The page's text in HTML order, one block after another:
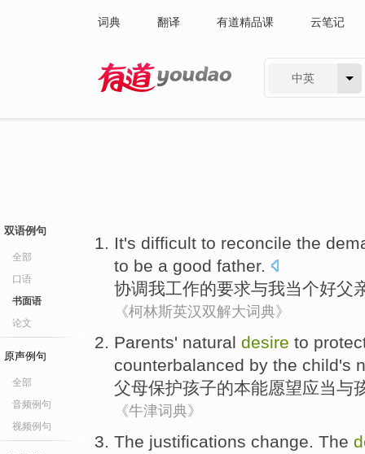
词典 翻译 有道精品课 云笔记
中英
双语例句
全部
口语
书面语
论文
原声例句
全部
音频例句
视频例句
It's difficult to reconcile the
to be a good father.
协调我工作的要求与我当个好父
《柯林斯英汉双解大词典》
Parents' natural desire to
counterbalanced by the child's
父母保护孩子的本能愿望应当与
《牛津词典》
The justifications change. The